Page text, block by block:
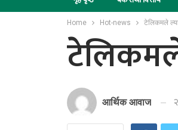
Home Hot-news टेलिकमले
टेलिकमले
आर्थिक आवाज